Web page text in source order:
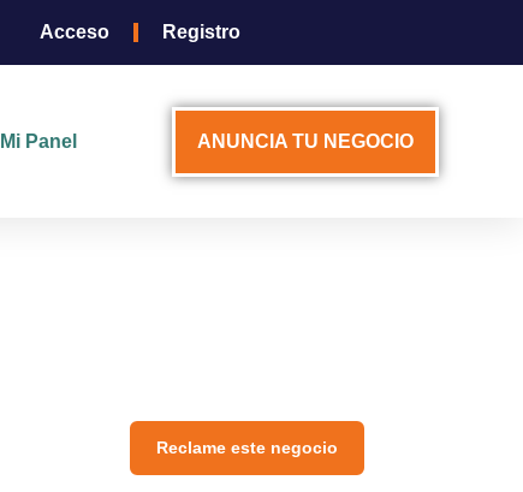
Acceso Registro
Mi Panel ANUNCIA TU NEGOCIO
Reclame este negocio